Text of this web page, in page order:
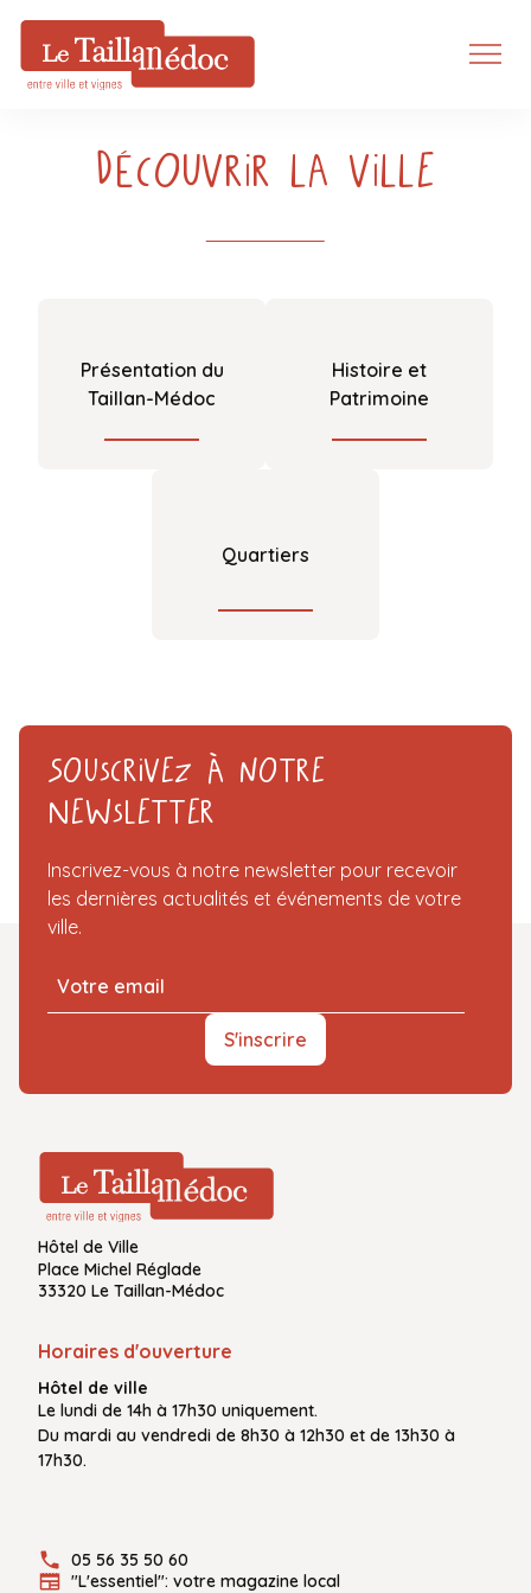
Découvrir la ville
Présentation du
Taillan-Médoc
Histoire et
Patrimoine
Quartiers
Souscrivez à notre
Newsletter
Inscrivez-vous à notre newsletter pour recevoir
les dernières actualités et événements de votre
ville.
S'inscrire
Hôtel de Ville
Place Michel Réglade
33320 Le Taillan-Médoc
Horaires d'ouverture
Hôtel de ville
Le lundi de 14h à 17h30 uniquement.
Du mardi au vendredi de 8h30 à 12h30 et de 13h30 à
17h30.
05 56 35 50 60
"L'essentiel": votre magazine local